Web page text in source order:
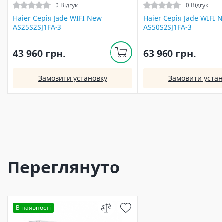
0 Відгук
Haier Серія Jade WIFI New
AS25S2SJ1FA-3
43 960 грн.
Замовити установку
0 Відгук
Haier Серія Jade WIFI
AS50S2SJ1FA-3
63 960 грн.
Замовити
Переглянуто
В наявності